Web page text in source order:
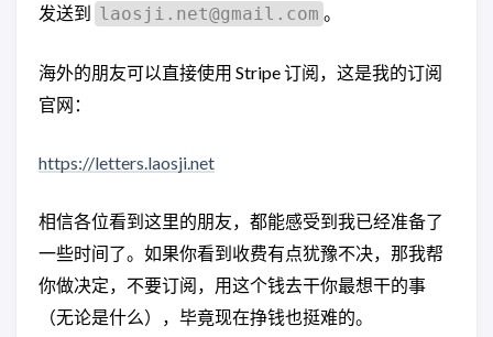
发送到 laosji.net@gmail.com 。
海外的朋友可以直接使用 Stripe 订阅，这是我的订阅
官网：
https://letters.laosji.net
相信各位看到这里的朋友，都能感受到我已经准备了
一些时间了。如果你看到收费有点犹豫不决，那我帮
你做决定，不要订阅，用这个钱去干你最想干的事
（无论是什么），毕竟现在挣钱也挺难的。